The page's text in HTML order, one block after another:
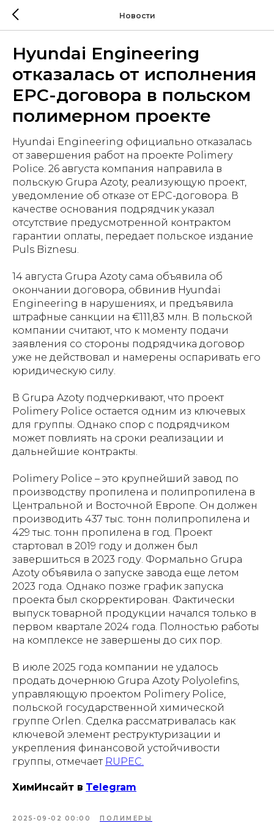
Новости
Hyundai Engineering
отказалась от исполнения
EPC-договора в польском
полимерном проекте
Hyundai Engineering официально отказалась
от завершения работ на проекте Polimery
Police. 26 августа компания направила в
польскую Grupa Azoty, реализующую проект,
уведомление об отказе от EPC-договора. В
качестве основания подрядчик указал
отсутствие предусмотренной контрактом
гарантии оплаты, передает польское издание
Puls Biznesu.
14 августа Grupa Azoty сама объявила об
окончании договора, обвинив Hyundai
Engineering в нарушениях, и предъявила
штрафные санкции на €111,83 млн. В польской
компании считают, что к моменту подачи
заявления со стороны подрядчика договор
уже не действовал и намерены оспаривать его
юридическую силу.
В Grupa Azoty подчеркивают, что проект
Polimery Police остается одним из ключевых
для группы. Однако спор с подрядчиком
может повлиять на сроки реализации и
дальнейшие контракты.
Polimery Police – это крупнейший завод по
производству пропилена и полипропилена в
Центральной и Восточной Европе. Он должен
производить 437 тыс. тонн полипропилена и
429 тыс. тонн пропилена в год. Проект
стартовал в 2019 году и должен был
завершиться в 2023 году. Формально Grupa
Azoty объявила о запуске завода еще летом
2023 года. Однако позже график запуска
проекта был скорректирован. Фактически
выпуск товарной продукции начался только в
первом квартале 2024 года. Полностью работы
на комплексе не завершены до сих пор.
В июле 2025 года компании не удалось
продать дочернюю Grupa Azoty Polyolefins,
управляющую проектом Polimery Police,
польской государственной химической
группе Orlen. Сделка рассматривалась как
ключевой элемент реструктуризации и
укрепления финансовой устойчивости
группы, отмечает RUPEC.
ХимИнсайт в Telegram
2025-09-02 00:00 ПОЛИМЕРЫ